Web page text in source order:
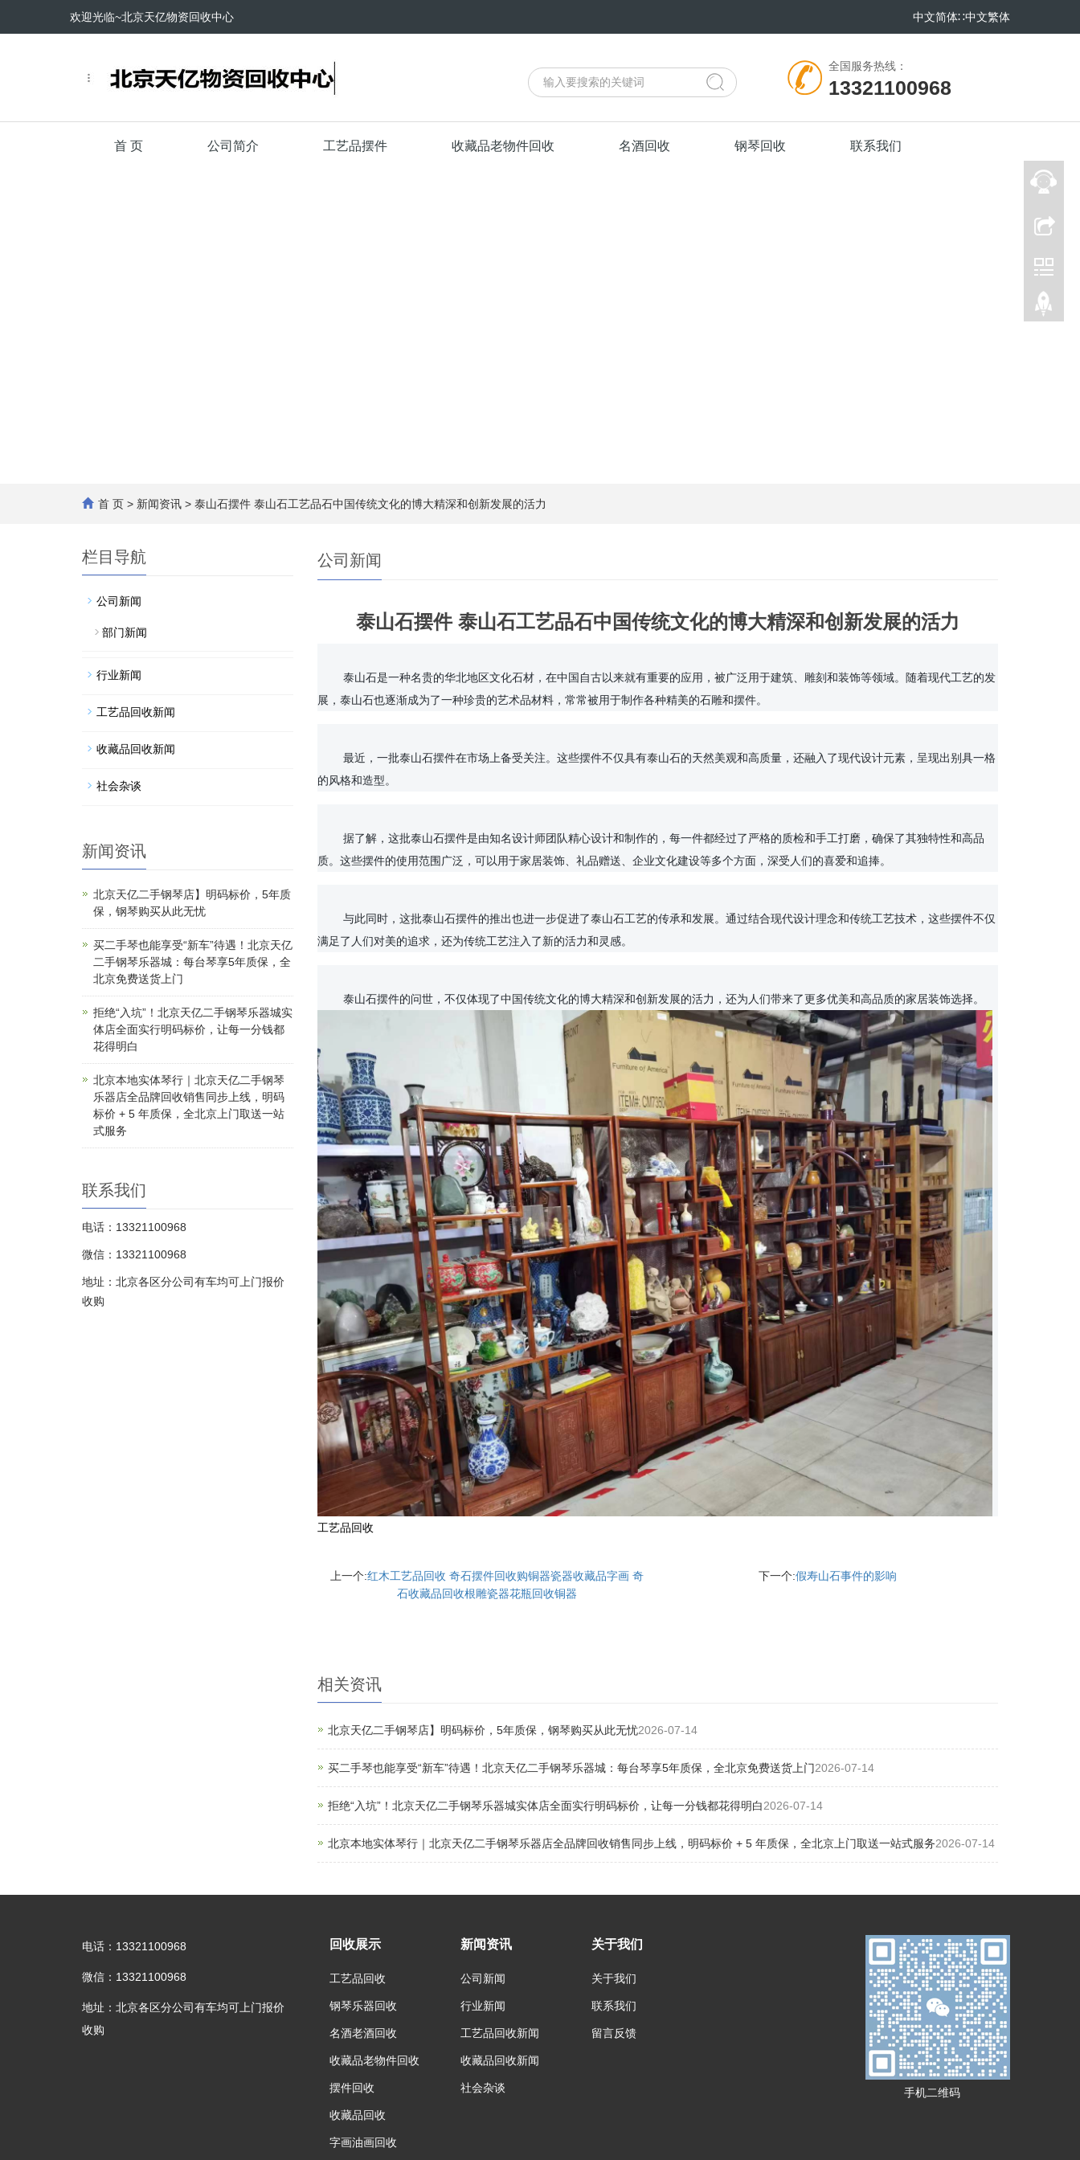
欢迎光临~北京天亿物资回收中心 中文繁体
∷
中文简体
全国服务热线：
13321100968
首 页 公司简介 工艺品摆件 收藏品老物件回收 名酒回收 钢琴回收 联系我们
首 页 > 新闻资讯 > 泰山石摆件 泰山石工艺品石中国传统文化的博大精深和创新发展的活力
公司新闻
泰山石摆件 泰山石工艺品石中国传统文化的博大精深和创新发展的活力
	泰山石摆件的问世，不仅体现了中国传统文化的博大精深和创新发展的活力，还为人们带来了更多优美和高品质的家居装饰选择。
工艺品回收
上一个:红木工艺品回收 奇石摆件回收购铜器瓷器收藏品字画 奇
石收藏品回收根雕瓷器花瓶回收铜器
下一个:假寿山石事件的影响
相关资讯
北京天亿二手钢琴店】明码标价，5年质保，钢琴购买从此无忧2026-07-14
买二手琴也能享受“新车”待遇！北京天亿二手钢琴乐器城：每台琴享5年质保，全北京免费送货上门2026-07-14
拒绝“入坑”！北京天亿二手钢琴乐器城实体店全面实行明码标价，让每一分钱都花得明白2026-07-14
北京本地实体琴行｜北京天亿二手钢琴乐器店全品牌回收销售同步上线，明码标价 + 5 年质保，全北京上门取送一站式服务2026-07-14
栏目导航
公司新闻
部门新闻
行业新闻
工艺品回收新闻
收藏品回收新闻
社会杂谈
新闻资讯
北京天亿二手钢琴店】明码标价，5年质
保，钢琴购买从此无忧
买二手琴也能享受“新车”待遇！北京天亿
二手钢琴乐器城：每台琴享5年质保，全
北京免费送货上门
拒绝“入坑”！北京天亿二手钢琴乐器城实
体店全面实行明码标价，让每一分钱都
花得明白
北京本地实体琴行｜北京天亿二手钢琴
乐器店全品牌回收销售同步上线，明码
标价 + 5 年质保，全北京上门取送一站
式服务
联系我们
电话：13321100968
微信：13321100968
地址：北京各区分公司有车均可上门报价
收购
电话：13321100968
微信：13321100968
地址：北京各区分公司有车均可上门报价
收购
回收展示
工艺品回收
钢琴乐器回收
名酒老酒回收
收藏品老物件回收
摆件回收
收藏品回收
字画油画回收
新闻资讯
公司新闻
行业新闻
工艺品回收新闻
收藏品回收新闻
社会杂谈
关于我们
关于我们
联系我们
留言反馈
手机二维码